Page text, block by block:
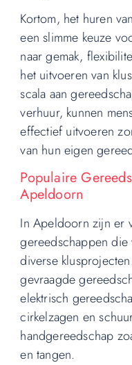
Kortom, het huren
een slimme keuze
naar gemak,
het uitvoeren van
scala aan
verhuur, kunnen
effectief uitvoeren
van hun eigen
Populaire
Apeldoorn
In Apeldoorn zijn er
gereedschappen
diverse
gevraagde
elektrisch
cirkelzagen en
handgereedschap
en tangen.